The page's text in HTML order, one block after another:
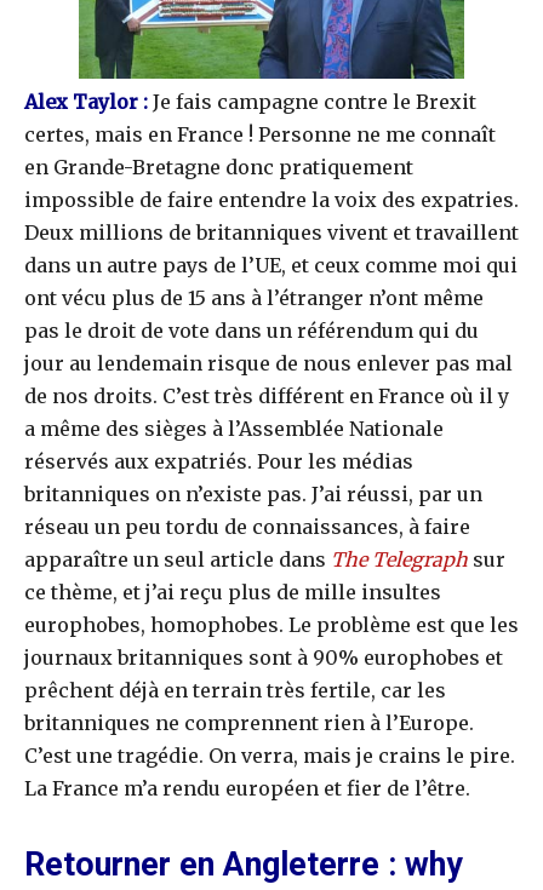
Alex Taylor : Je fais campagne contre le Brexit
certes, mais en France ! Personne ne me connaît
en Grande-Bretagne donc pratiquement
impossible de faire entendre la voix des expatries.
Deux millions de britanniques vivent et travaillent
dans un autre pays de l’UE, et ceux comme moi qui
ont vécu plus de 15 ans à l’étranger n’ont même
pas le droit de vote dans un référendum qui du
jour au lendemain risque de nous enlever pas mal
de nos droits. C’est très différent en France où il y
a même des sièges à l’Assemblée Nationale
réservés aux expatriés. Pour les médias
britanniques on n’existe pas. J’ai réussi, par un
réseau un peu tordu de connaissances, à faire
apparaître un seul article dans The Telegraph sur
ce thème, et j’ai reçu plus de mille insultes
europhobes, homophobes. Le problème est que les
journaux britanniques sont à 90% europhobes et
prêchent déjà en terrain très fertile, car les
britanniques ne comprennent rien à l’Europe.
C’est une tragédie. On verra, mais je crains le pire.
La France m’a rendu européen et fier de l’être.
Retourner en Angleterre : why